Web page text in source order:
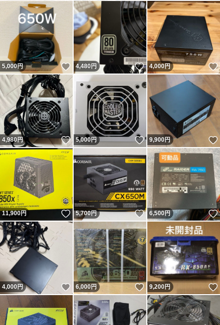
5,000円 いいね！
4,480円 いいね！
4,000円
4,980円 いいね！
5,000円 いいね！
9,900円
11,900円 いいね！
5,700円 いいね！
6,500円
4,000円 いいね！
6,000円 いいね！
9,200円